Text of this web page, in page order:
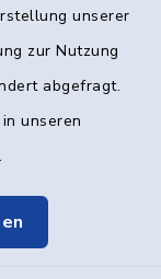
unserer
zur Nutzung
abgefragt.
unseren
.